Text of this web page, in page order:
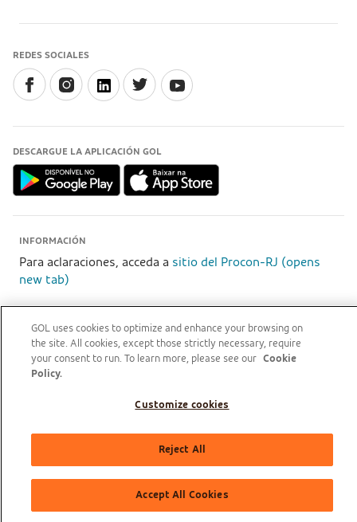
REDES SOCIALES
DESCARGUE LA APLICACIÓN GOL
INFORMACIÓN
Para aclaraciones, acceda a sitio del Procon-RJ (opens
new tab)
GOL Linhas Aéreas S.A - Praça Senador Salgado Filho, s/nº, Aeroporto Santos Dumont, térreo,
área pública, entre os eixos 46-48/OP, Sala de Gerência Back Office, Rio de Janeiro/RJ | CEP:
20021-340 | CNPJ/MF: 07.575.651/0001-59
GOL uses cookies to optimize and enhance your browsing on
the site. All cookies, except those strictly necessary, require
your consent to run. To learn more, please see our
Cookie
Policy.
Customize cookies
Reject All
Accept All Cookies